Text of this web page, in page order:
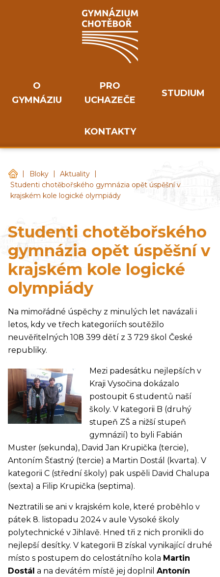
O
GYMNÁZIU
PRO
UCHAZEČE
STUDIUM
KONTAKTY
Gymnázium Chotěboř
| Bloky | Aktuality
|
Studenti chotěbořského gymnázia opět úspěšní v
krajském kole logické olympiády
Studenti chotěbořského
gymnázia opět úspěšní v
krajském kole logické
olympiády
Na mimořádné úspěchy z minulých let navázali i
letos, kdy ve třech kategoriích soutěžilo
neuvěřitelných 108 399 dětí z 3 729 škol České
republiky.
Mezi padesátku nejlepších v
Kraji Vysočina dokázalo
postoupit 6 studentů naší
školy. V kategorii B (druhý
stupeň ZŠ a nižší stupeň
gymnázií) to byli Fabián
Muster (sekunda), David Jan Krupička (tercie),
Antoním Šťastný (tercie) a Martin Dostál (kvarta). V
kategorii C (střední školy) pak uspěli David Chalupa
(sexta) a Filip Krupička (septima).
Neztratili se ani v krajském kole, které proběhlo v
pátek 8. listopadu 2024 v aule Vysoké školy
polytechnické v Jihlavě. Hned tři z nich pronikli do
nejlepší desítky. V kategorii B získal vynikající druhé
místo s postupem do celostátního kola Martin
Dostál a na devátém místě jej doplnil Antonín